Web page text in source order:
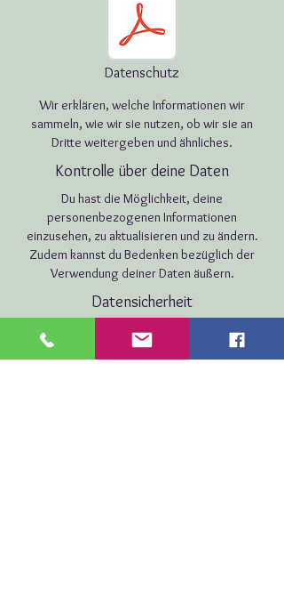
Datenschutz
Wir erklären, welche Informationen wir
sammeln, wie wir sie nutzen, ob wir sie an
Dritte weitergeben und ähnliches.
Kontrolle über deine Daten
Du hast die Möglichkeit, deine
personenbezogenen Informationen
einzusehen, zu aktualisieren und zu ändern.
Zudem kannst du Bedenken bezüglich der
Verwendung deiner Daten äußern.
Datensicherheit
Wir setzen Schutzmaßnahmen ein, um die
Sicherheit deiner Daten zu gewährleisten. Dazu
gehören Datenverschlüsselung, sichere Server